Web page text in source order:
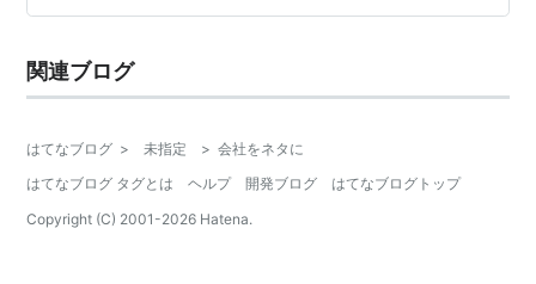
って短くて、メッセージが 明確な上に覚え易いものだと
朝から諭されても・・・ この標語は、わが社では語り継
がれると 自分…
関連ブログ
はてなブログ > 未指定 > 会社をネタに
はてなブログ タグとは
ヘルプ 開発ブログ
はてなブログトップ
Copyright (C) 2001-2026 Hatena.